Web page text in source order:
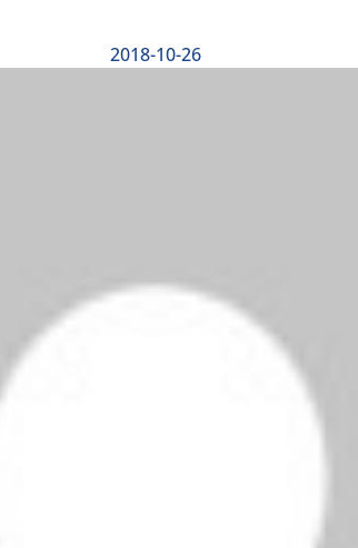
2018-10-26